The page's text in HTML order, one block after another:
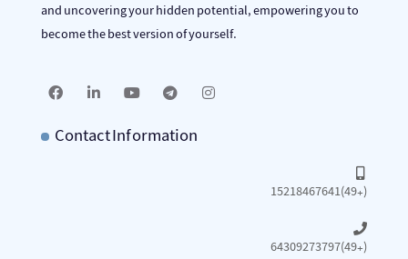
and uncovering your hidden potential, empowering you to
become the best version of yourself.
Contact Information
15218467641(49+)
64309273797(49+)